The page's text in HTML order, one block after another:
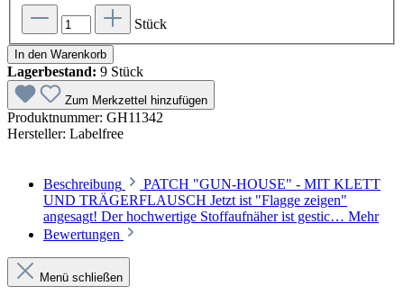
Stück
In den Warenkorb
Lagerbestand: 9 Stück
Zum Merkzettel hinzufügen
Produktnummer: GH11342
Hersteller: Labelfree
Beschreibung
PATCH "GUN-HOUSE" - MIT KLETT
UND TRÄGERFLAUSCH Jetzt ist "Flagge zeigen"
angesagt! Der hochwertige Stoffaufnäher ist gestic… Mehr
Bewertungen
Menü schließen